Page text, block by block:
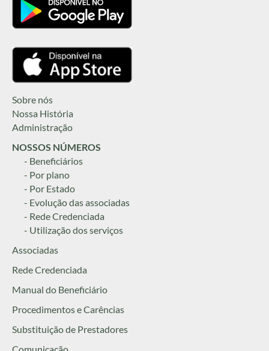
Sobre nós
Nossa História
Administração
NOSSOS NÚMEROS
- Beneficiários
- Por plano
- Por Estado
- Evolução das associadas
- Rede Credenciada
- Utilização dos serviços
Associadas
Rede Credenciada
Manual do Beneficiário
Procedimentos e Carências
Substituição de Prestadores
Comunicação